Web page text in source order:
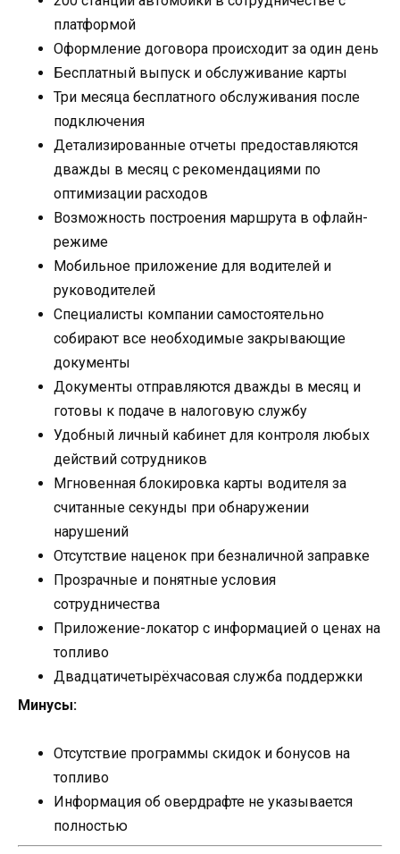
платформой
Оформление договора происходит за один день
Бесплатный выпуск и обслуживание карты
Три месяца бесплатного обслуживания после
подключения
Детализированные отчеты предоставляются
дважды в месяц с рекомендациями по
оптимизации расходов
Возможность построения маршрута в офлайн-
режиме
Мобильное приложение для водителей и
руководителей
Специалисты компании самостоятельно
собирают все необходимые закрывающие
документы
Документы отправляются дважды в месяц и
готовы к подаче в налоговую службу
Удобный личный кабинет для контроля любых
действий сотрудников
Мгновенная блокировка карты водителя за
считанные секунды при обнаружении
нарушений
Отсутствие наценок при безналичной заправке
Прозрачные и понятные условия
сотрудничества
Приложение-локатор с информацией о ценах на
топливо
Двадцатичетырёхчасовая служба поддержки
Минусы:
Отсутствие программы скидок и бонусов на
топливо
Информация об овердрафте не указывается
полностью